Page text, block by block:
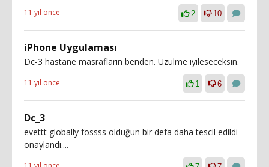
11 yıl önce 2 10
iPhone Uygulaması
Dc-3 hastane masraflarin benden. Uzulme iyileseceksin.
11 yıl önce 1 6
Dc_3
evettt globally fossss olduğun bir defa daha tescil edildi
onaylandı....